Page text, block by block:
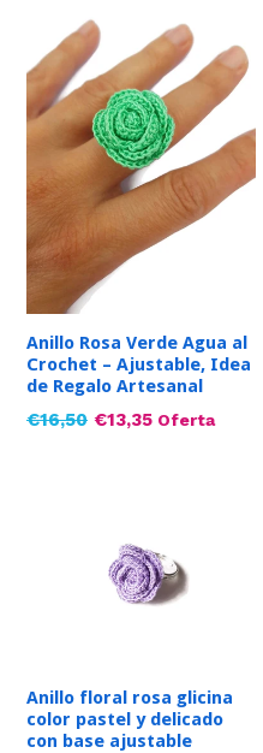
Anillo Rosa Verde Agua al
Crochet – Ajustable, Idea
de Regalo Artesanal
Precio
€16,50 €13,35 Oferta
Anillo floral rosa glicina
color pastel y delicado
con base ajustable